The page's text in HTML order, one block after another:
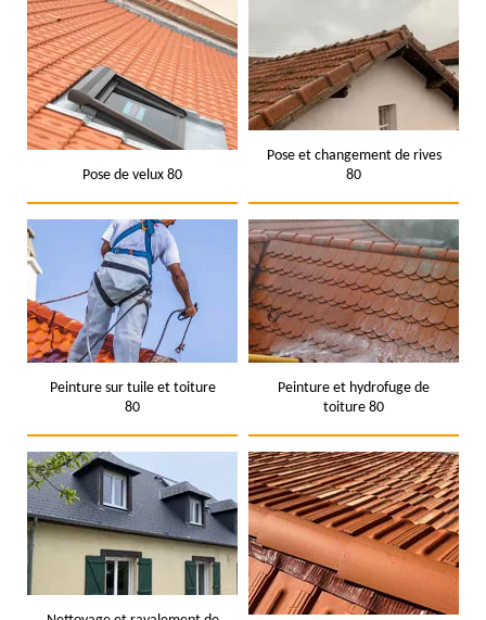
Pose de velux 80
Pose et changement de rives
80
Peinture sur tuile et toiture
80
Peinture et hydrofuge de
toiture 80